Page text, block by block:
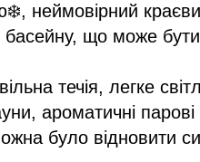
неймовірний
басейну, що може
течія, легке
ароматичні парові
було відновити